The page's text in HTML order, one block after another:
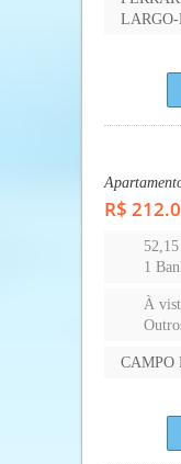
Todas-
Casa -
R$
180
2
À